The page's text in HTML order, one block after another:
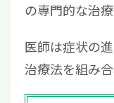
4.1坐骨神
4.2坐骨神
は？
4.3坐骨神
の専門的な治療
医師は症状の
治療法を組み